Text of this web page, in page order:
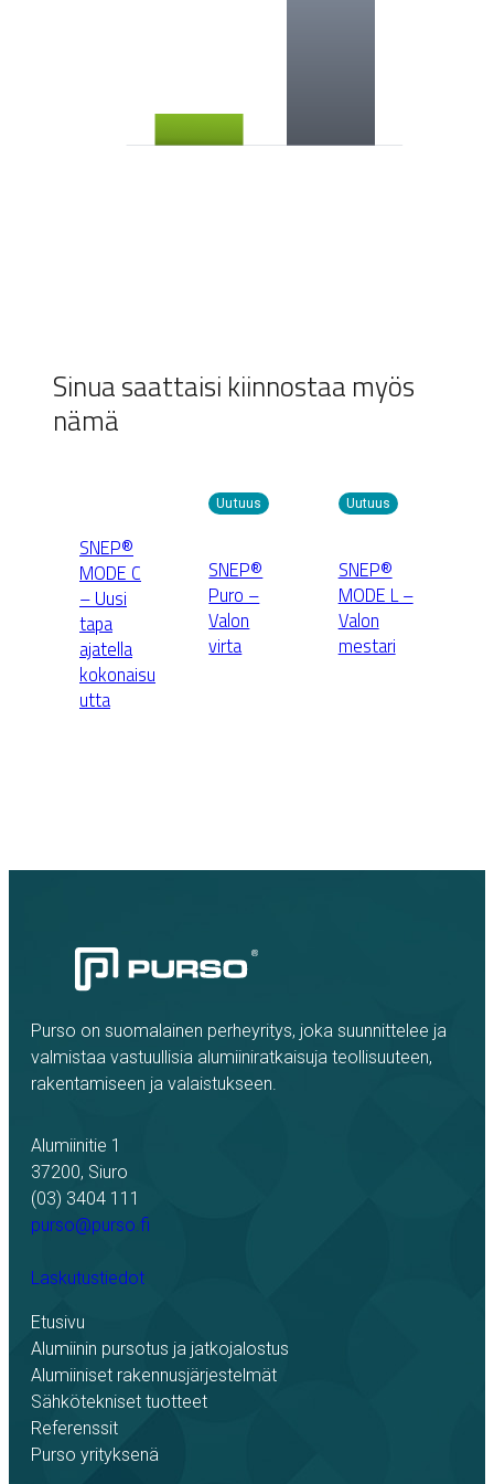
Sinua saattaisi kiinnostaa myös
nämä
SNEP®
MODE C
– Uusi
tapa
ajatella
kokonaisu
utta
Uutuus
SNEP®
Puro –
Valon
virta
Uutuus
SNEP®
MODE L –
Valon
mestari
Purso on suomalainen perheyritys, joka suunnittelee ja
valmistaa vastuullisia alumiiniratkaisuja teollisuuteen,
rakentamiseen ja valaistukseen.
Alumiinitie 1
37200, Siuro
(03) 3404 111
purso@purso.fi
Laskutustiedot
Etusivu
Alumiinin pursotus ja jatkojalostus
Alumiiniset rakennusjärjestelmät
Sähkötekniset tuotteet
Referenssit
Purso yrityksenä